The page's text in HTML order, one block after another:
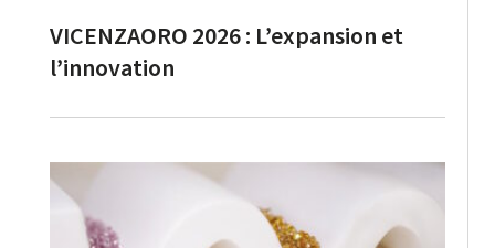
VICENZAORO 2026 : L’expansion et
l’innovation